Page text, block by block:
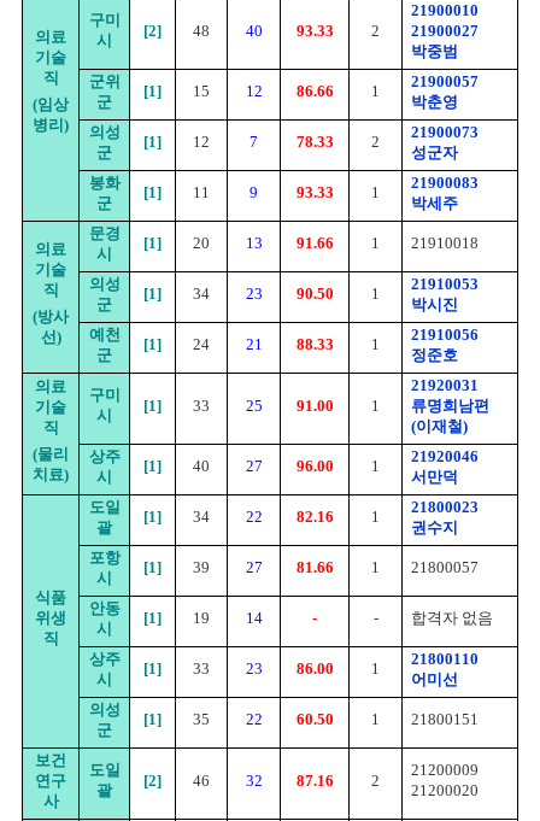
의료
기술
직
(임상
병리 )
구미
시
[2] 48 40 93.33 2
21900010
21900027
박중범
군위
군
[1] 15 12 86.66 1
21900057
박춘영
의성
군
[1] 12 7 78.33 2
21900073
성군자
봉화
군
[1] 11 9 93.33 1
21900083
박세주
의료
기술
직
(방사
선)
문경
시
[1] 20 13 91.66 1 21910018
의성
군
[1] 34 23 90.50 1
21910053
박시진
예천
군
[1] 24 21 88.33 1
21910056
정준호
의료
기술
직
(물리
치료)
구미
시
[1] 33 25 91.00 1
21920031
류명희남편
(이재철)
상주
시
[1] 40 27 96.00 1
21920046
서만덕
식품
위생
직
도일
괄
[1] 34 22 82.16 1
21800023
권수지
포항
시
[1] 39 27 81.66 1 21800057
안동
시
[1] 19 14 - - 합격자 없음
상주
시
[1] 33 23 86.00 1
21800110
어미선
의성
군
[1] 35 22 60.50 1 21800151
보건
연구
사
도일
괄
[2] 46 32 87.16 2
21200009
21200020